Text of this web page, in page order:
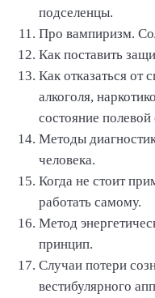
подселенцы.
Про вампиризм.
Как поставить
Как отказаться от
алкоголя,
состояние
Методы
человека.
Когда не стоит
работать самому.
Метод
принцип.
Случаи потери
вестибулярного